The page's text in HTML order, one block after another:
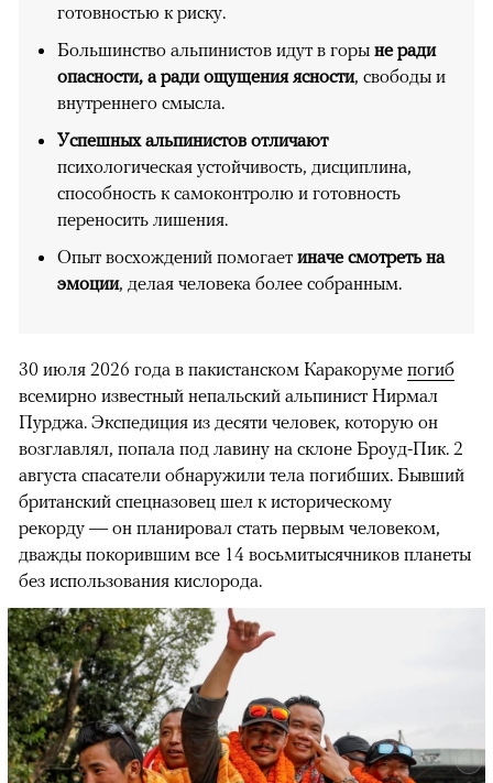
готовностью к риску.
Большинство альпинистов идут в горы не ради
опасности, а ради ощущения ясности, свободы и
внутреннего смысла.
Успешных альпинистов отличают
психологическая устойчивость, дисциплина,
способность к самоконтролю и готовность
переносить лишения.
Опыт восхождений помогает иначе смотреть на
эмоции, делая человека более собранным.
30 июля 2026 года в пакистанском Каракоруме погиб
всемирно известный непальский альпинист Нирмал
Пурджа. Экспедиция из десяти человек, которую он
возглавлял, попала под лавину на склоне Броуд-Пик. 2
августа спасатели обнаружили тела погибших. Бывший
британский спецназовец шел к историческому
рекорду — он планировал стать первым человеком,
дважды покорившим все 14 восьмитысячников планеты
без использования кислорода.